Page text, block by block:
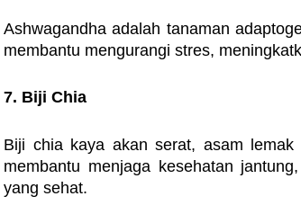
Ashwagandha adalah tanaman
membantu mengurangi stres,
7. Biji Chia
Biji chia kaya akan serat, asam
membantu menjaga kesehatan
yang sehat.